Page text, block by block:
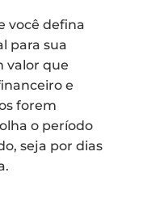
você defina
para sua
valor que
e
forem
o período
seja por dias